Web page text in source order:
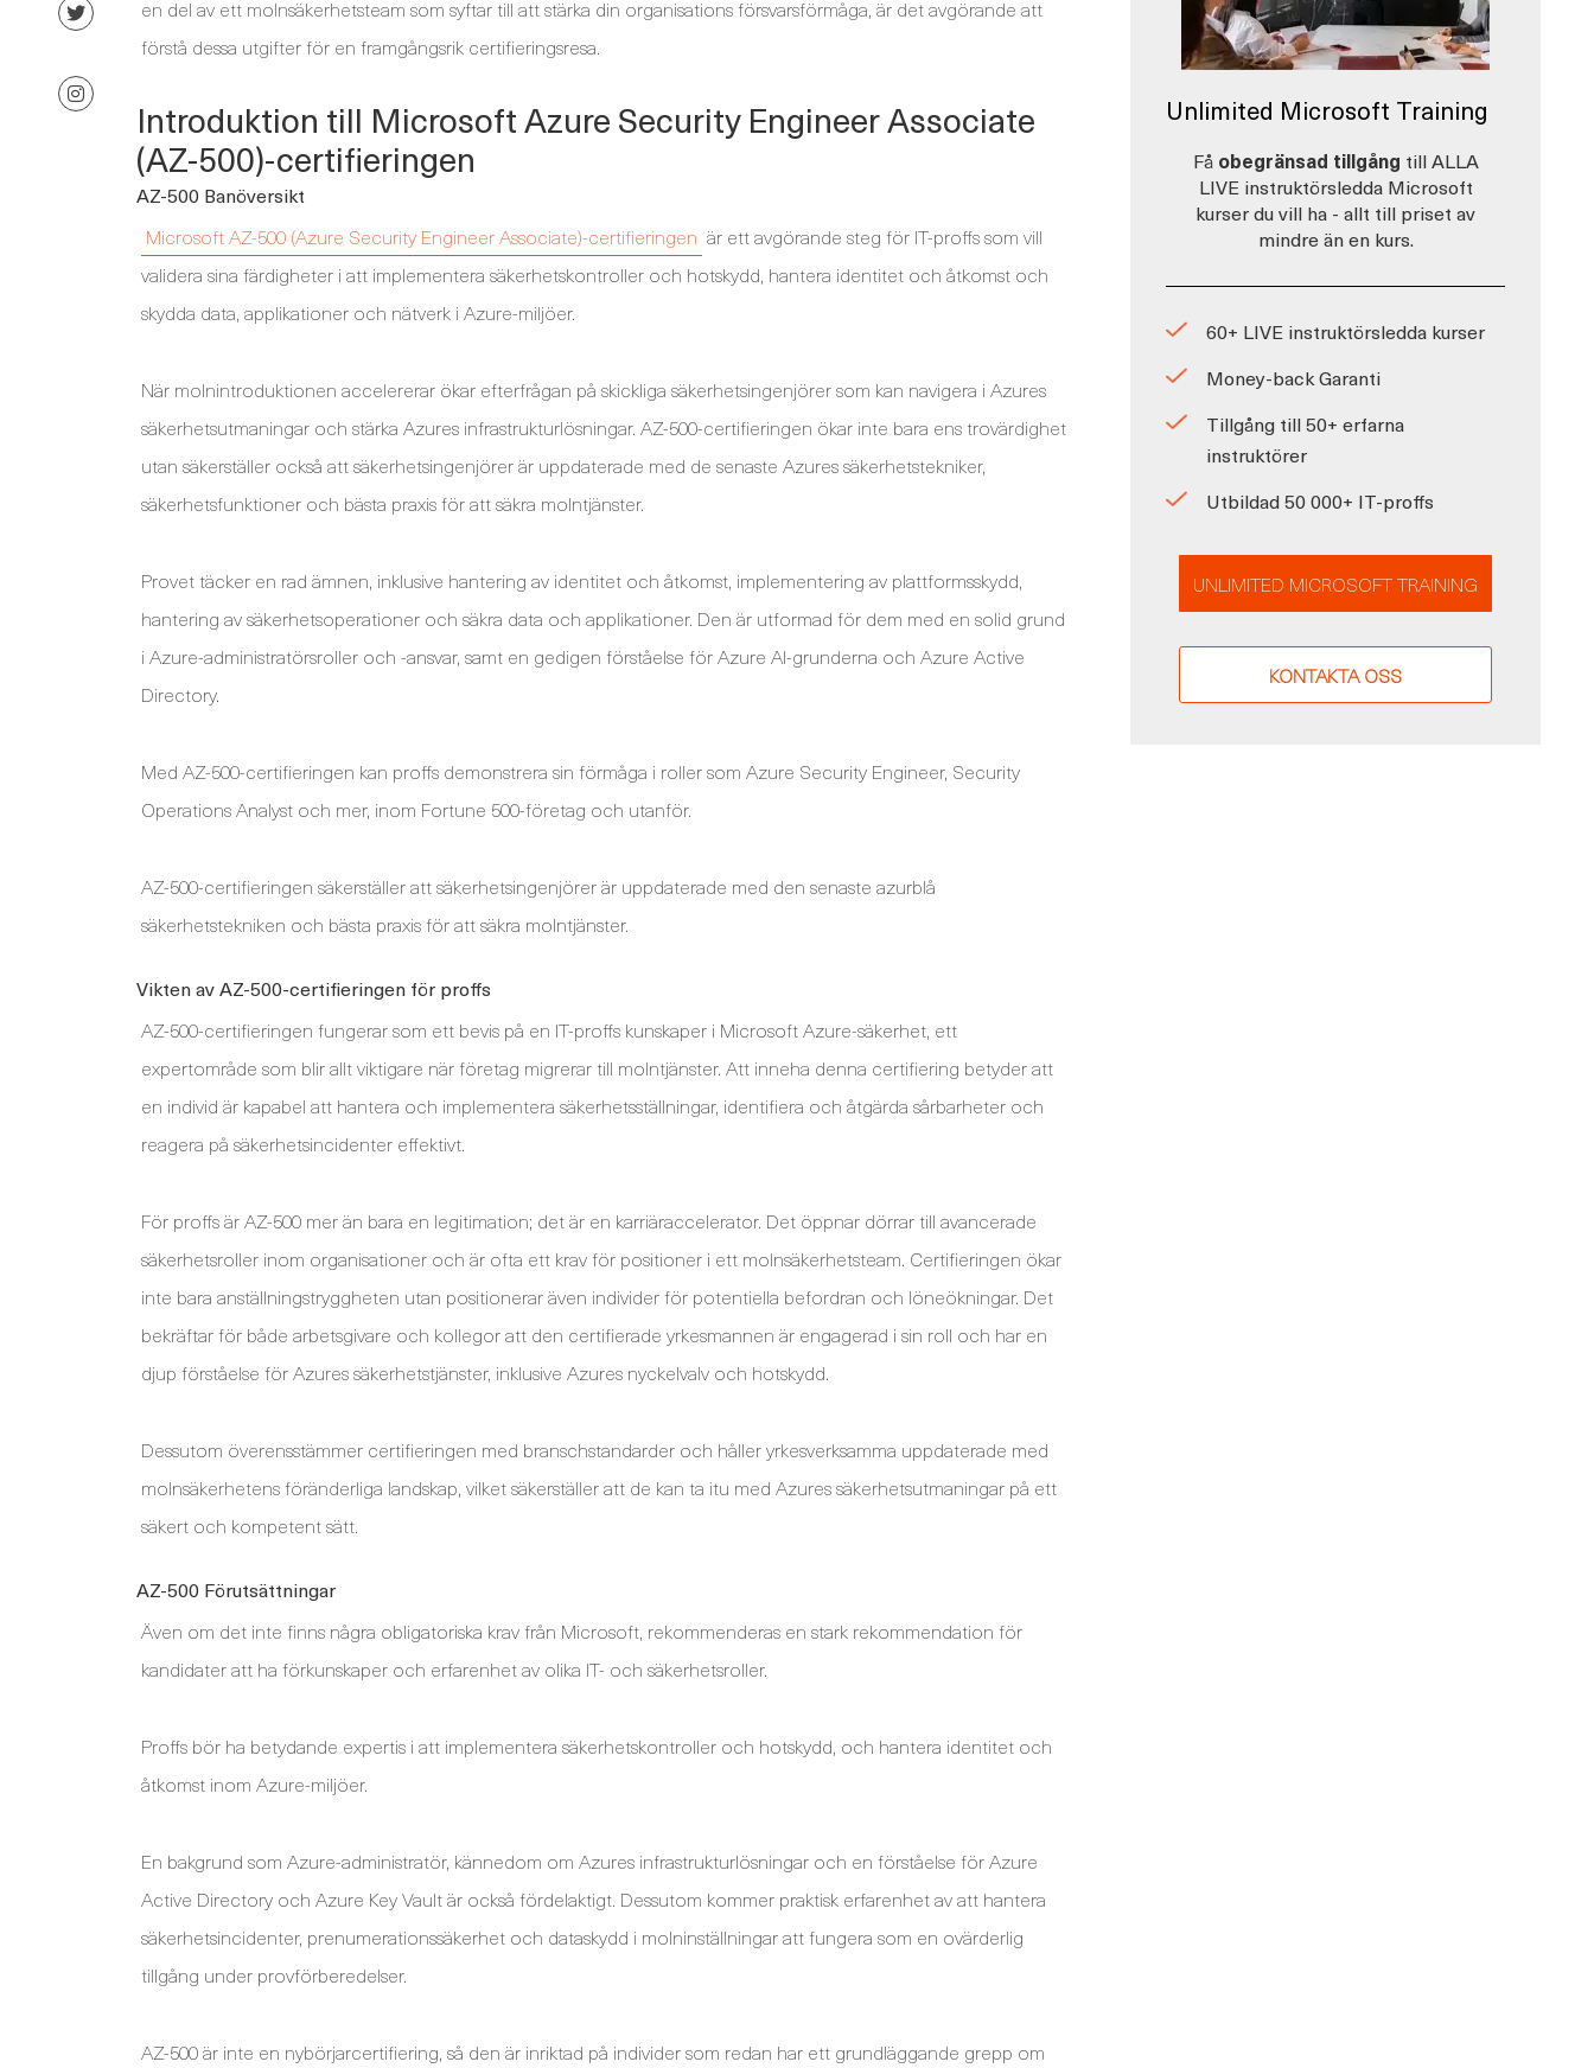
en del av ett molnsäkerhetsteam som syftar till att stärka din organisations försvarsförmåga, är det avgörande att
förstå dessa utgifter för en framgångsrik certifieringsresa.
Introduktion till Microsoft Azure Security Engineer Associate
(AZ-500)-certifieringen
AZ-500 Banöversikt
Microsoft AZ-500 (Azure Security Engineer Associate)-certifieringen är ett avgörande steg för IT-proffs som vill
validera sina färdigheter i att implementera säkerhetskontroller och hotskydd, hantera identitet och åtkomst och
skydda data, applikationer och nätverk i Azure-miljöer.
När molnintroduktionen accelererar ökar efterfrågan på skickliga säkerhetsingenjörer som kan navigera i Azures
säkerhetsutmaningar och stärka Azures infrastrukturlösningar. AZ-500-certifieringen ökar inte bara ens trovärdighet
utan säkerställer också att säkerhetsingenjörer är uppdaterade med de senaste Azures säkerhetstekniker,
säkerhetsfunktioner och bästa praxis för att säkra molntjänster.
Provet täcker en rad ämnen, inklusive hantering av identitet och åtkomst, implementering av plattformsskydd,
hantering av säkerhetsoperationer och säkra data och applikationer. Den är utformad för dem med en solid grund
i Azure-administratörsroller och -ansvar, samt en gedigen förståelse för Azure AI-grunderna och Azure Active
Directory.
Med AZ-500-certifieringen kan proffs demonstrera sin förmåga i roller som Azure Security Engineer, Security
Operations Analyst och mer, inom Fortune 500-företag och utanför.
AZ-500-certifieringen säkerställer att säkerhetsingenjörer är uppdaterade med den senaste azurblå
säkerhetstekniken och bästa praxis för att säkra molntjänster.
Vikten av AZ-500-certifieringen för proffs
AZ-500-certifieringen fungerar som ett bevis på en IT-proffs kunskaper i Microsoft Azure-säkerhet, ett
expertområde som blir allt viktigare när företag migrerar till molntjänster. Att inneha denna certifiering betyder att
en individ är kapabel att hantera och implementera säkerhetsställningar, identifiera och åtgärda sårbarheter och
reagera på säkerhetsincidenter effektivt.
För proffs är AZ-500 mer än bara en legitimation; det är en karriäraccelerator. Det öppnar dörrar till avancerade
säkerhetsroller inom organisationer och är ofta ett krav för positioner i ett molnsäkerhetsteam. Certifieringen ökar
inte bara anställningstryggheten utan positionerar även individer för potentiella befordran och löneökningar. Det
bekräftar för både arbetsgivare och kollegor att den certifierade yrkesmannen är engagerad i sin roll och har en
djup förståelse för Azures säkerhetstjänster, inklusive Azures nyckelvalv och hotskydd.
Dessutom överensstämmer certifieringen med branschstandarder och håller yrkesverksamma uppdaterade med
molnsäkerhetens föränderliga landskap, vilket säkerställer att de kan ta itu med Azures säkerhetsutmaningar på ett
säkert och kompetent sätt.
AZ-500 Förutsättningar
Även om det inte finns några obligatoriska krav från Microsoft, rekommenderas en stark rekommendation för
kandidater att ha förkunskaper och erfarenhet av olika IT- och säkerhetsroller.
Proffs bör ha betydande expertis i att implementera säkerhetskontroller och hotskydd, och hantera identitet och
åtkomst inom Azure-miljöer.
En bakgrund som Azure-administratör, kännedom om Azures infrastrukturlösningar och en förståelse för Azure
Active Directory och Azure Key Vault är också fördelaktigt. Dessutom kommer praktisk erfarenhet av att hantera
säkerhetsincidenter, prenumerationssäkerhet och dataskydd i molninställningar att fungera som en ovärderlig
tillgång under provförberedelser.
AZ-500 är inte en nybörjarcertifiering, så den är inriktad på individer som redan har ett grundläggande grepp om
Unlimited Microsoft Training
Få obegränsad tillgång till ALLA
LIVE instruktörsledda Microsoft
kurser du vill ha - allt till priset av
mindre än en kurs.
60+ LIVE instruktörsledda kurser
Money-back Garanti
Tillgång till 50+ erfarna
instruktörer
Utbildad 50 000+ IT-proffs
UNLIMITED MICROSOFT TRAINING
KONTAKTA OSS